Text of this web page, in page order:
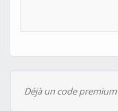
Déjà un code